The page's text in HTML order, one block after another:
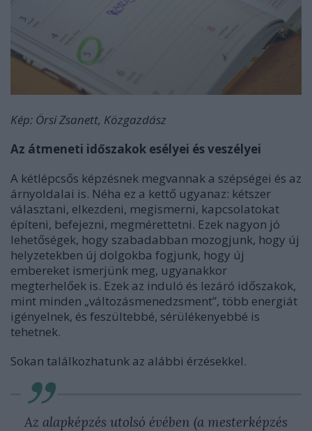
Kép: Örsi Zsanett, Közgazdász
Az átmeneti időszakok esélyei és veszélyei
A kétlépcsős képzésnek megvannak a szépségei és az
árnyoldalai is. Néha ez a kettő ugyanaz: kétszer
választani, elkezdeni, megismerni, kapcsolatokat
építeni, befejezni, megmérettetni. Ezek nagyon jó
lehetőségek, hogy szabadabban mozogjunk, hogy új
helyzetekben új dolgokba fogjunk, hogy új
embereket ismerjünk meg, ugyanakkor
megterhelőek is. Ezek az induló és lezáró időszakok,
mint minden „változásmenedzsment”, több energiát
igényelnek, és feszültebbé, sérülékenyebbé is
tehetnek.
Sokan találkozhatunk az alábbi érzésekkel.
Az alapképzés utolsó évében (a mesterképzés